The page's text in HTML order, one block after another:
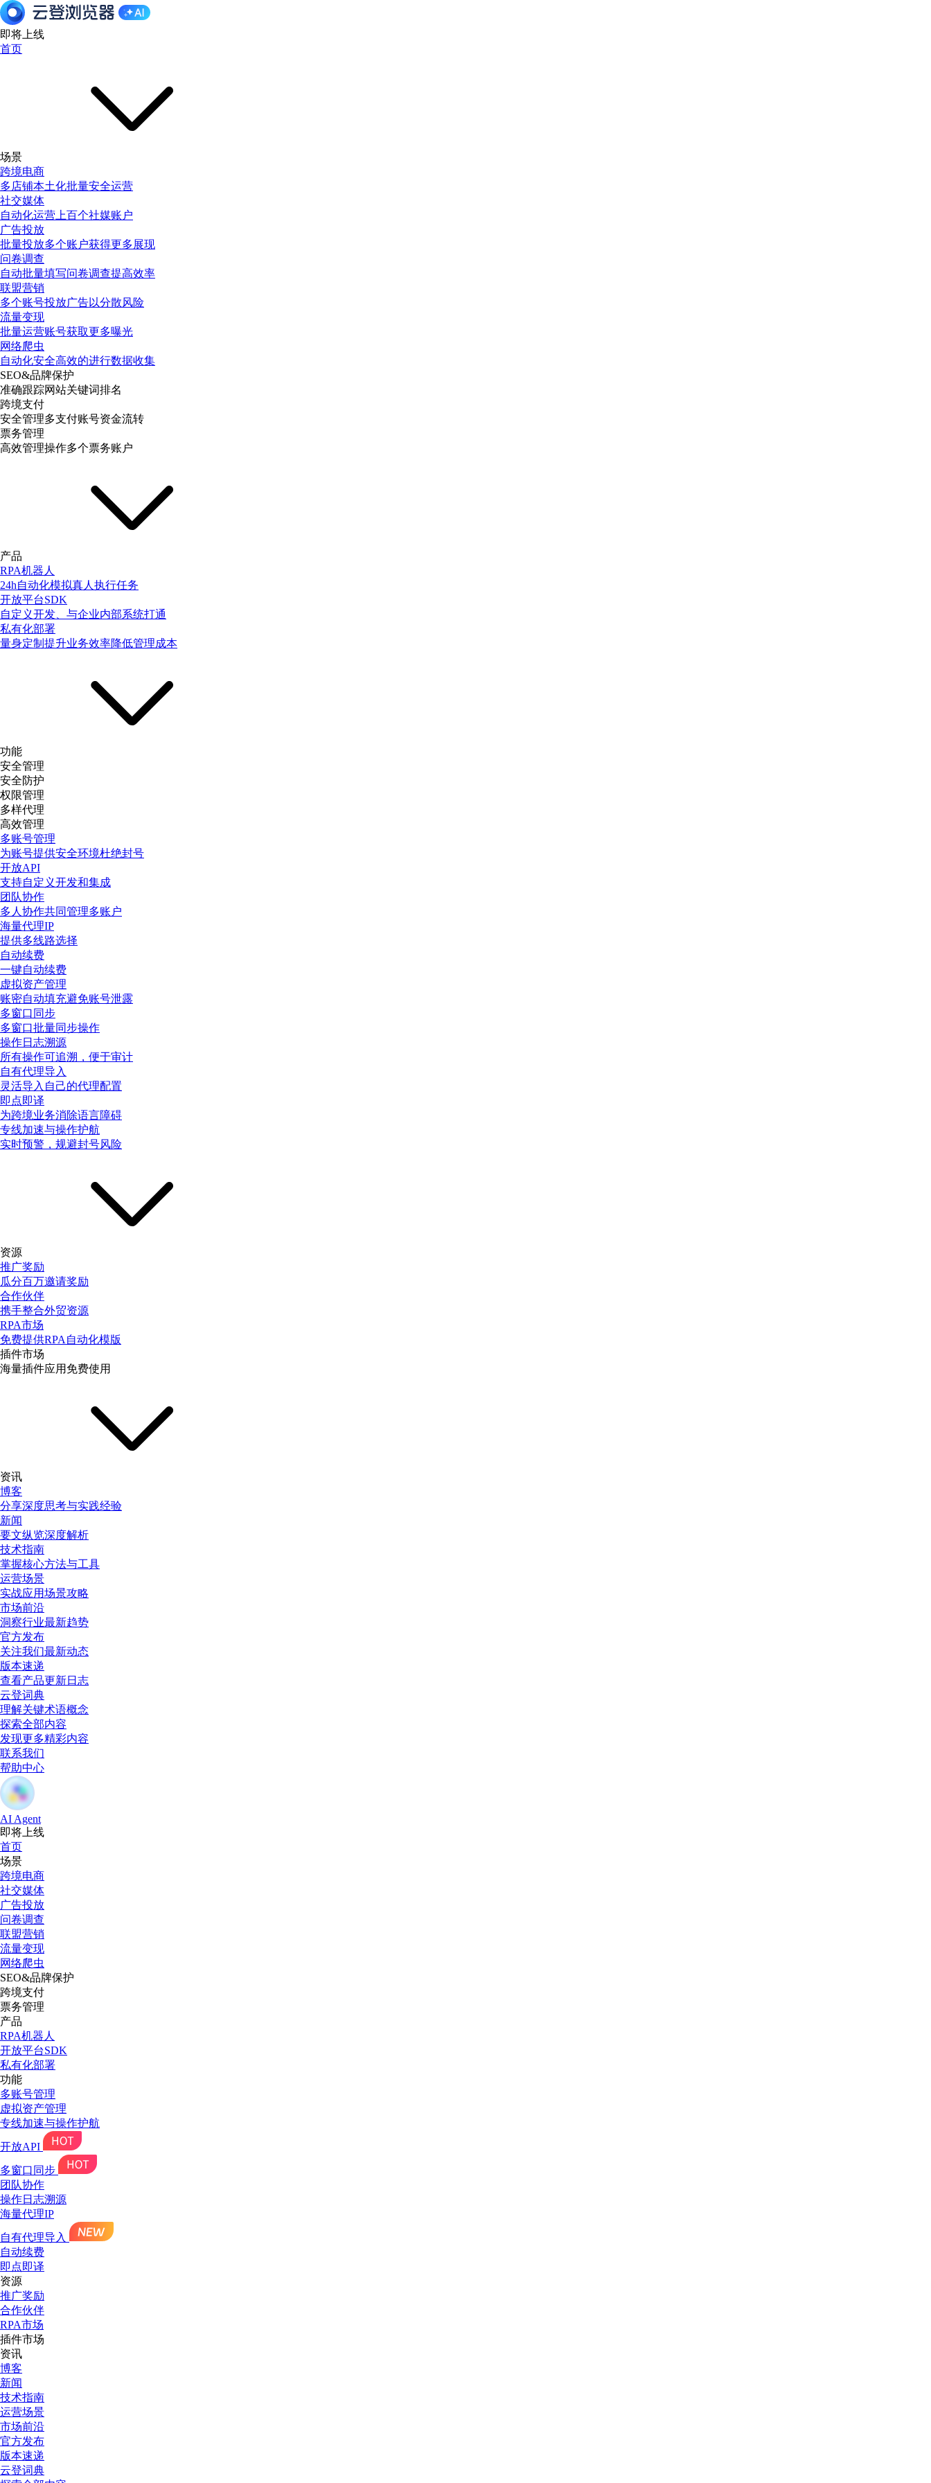
即将上线
首页
场景
跨境电商
多店铺本土化批量安全运营
社交媒体
自动化运营上百个社媒账户
广告投放
批量投放多个账户获得更多展现
问卷调查
自动批量填写问卷调查提高效率
联盟营销
多个账号投放广告以分散风险
流量变现
批量运营账号获取更多曝光
网络爬虫
自动化安全高效的进行数据收集
SEO&品牌保护
准确跟踪网站关键词排名
跨境支付
安全管理多支付账号资金流转
票务管理
高效管理操作多个票务账户
产品
RPA机器人
24h自动化模拟真人执行任务
开放平台SDK
自定义开发、与企业内部系统打通
私有化部署
量身定制提升业务效率降低管理成本
功能
安全管理
安全防护
权限管理
多样代理
高效管理
多账号管理
为账号提供安全环境杜绝封号
开放API
支持自定义开发和集成
团队协作
多人协作共同管理多账户
海量代理IP
提供多线路选择
自动续费
一键自动续费
虚拟资产管理
账密自动填充避免账号泄露
多窗口同步
多窗口批量同步操作
操作日志溯源
所有操作可追溯，便于审计
自有代理导入
灵活导入自己的代理配置
即点即译
为跨境业务消除语言障碍
专线加速与操作护航
实时预警，规避封号风险
资源
推广奖励
瓜分百万邀请奖励
合作伙伴
携手整合外贸资源
RPA市场
免费提供RPA自动化模版
插件市场
海量插件应用免费使用
资讯
博客
分享深度思考与实践经验
新闻
要文纵览深度解析
技术指南
掌握核心方法与工具
运营场景
实战应用场景攻略
市场前沿
洞察行业最新趋势
官方发布
关注我们最新动态
版本速递
查看产品更新日志
云登词典
理解关键术语概念
探索全部内容
发现更多精彩内容
联系我们
帮助中心
AI Agent
即将上线
首页
场景
跨境电商
社交媒体
广告投放
问卷调查
联盟营销
流量变现
网络爬虫
SEO&品牌保护
跨境支付
票务管理
产品
RPA机器人
开放平台SDK
私有化部署
功能
多账号管理
虚拟资产管理
专线加速与操作护航
开放API
多窗口同步
团队协作
操作日志溯源
海量代理IP
自有代理导入
自动续费
即点即译
资源
推广奖励
合作伙伴
RPA市场
插件市场
资讯
博客
新闻
技术指南
运营场景
市场前沿
官方发布
版本速递
云登词典